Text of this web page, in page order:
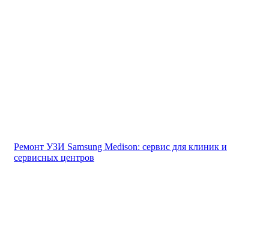
Ремонт УЗИ Samsung Medison: сервис для клиник и
сервисных центров